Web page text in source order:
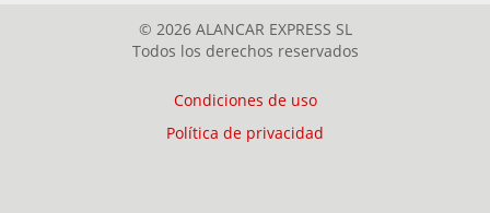
© 2026 ALANCAR EXPRESS SL
Todos los derechos reservados
Condiciones de uso
Política de privacidad